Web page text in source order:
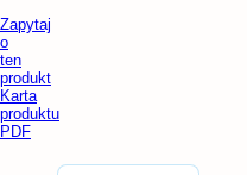
Zapytaj
o
ten
produkt
Karta
produktu
PDF